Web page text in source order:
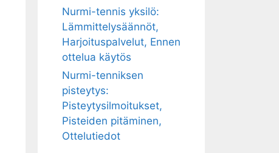
Nurmi-tennis yksilö:
Lämmittelysäännöt,
Harjoituspalvelut, Ennen
ottelua käytös
Nurmi-tenniksen
pisteytys:
Pisteytysilmoitukset,
Pisteiden pitäminen,
Ottelutiedot